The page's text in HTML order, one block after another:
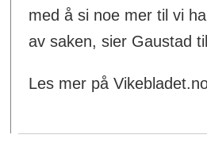
med å si noe mer til vi
av saken, sier Gaustad
Les mer på